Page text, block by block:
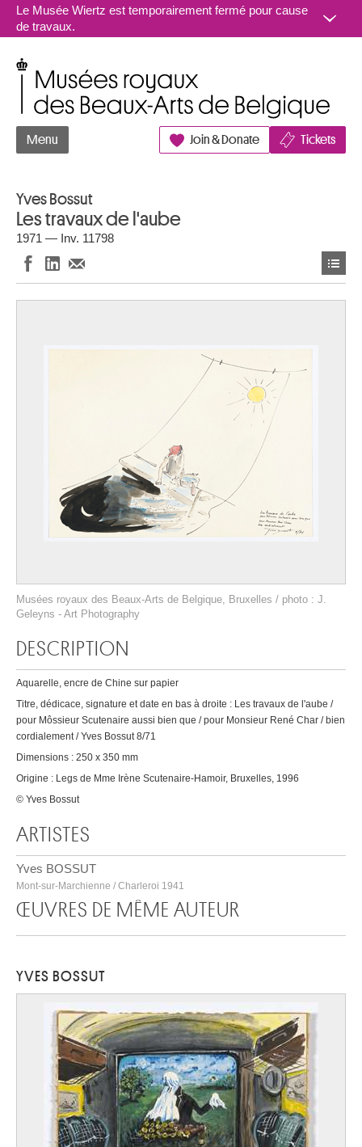
Aller au contenu
Le Musée Wiertz est temporairement fermé pour cause
de travaux.
Menu Join & Donate Tickets
Yves Bossut
Les travaux de l'aube
1971 — Inv. 11798
Musées royaux des Beaux-Arts de Belgique, Bruxelles / photo : J.
Geleyns - Art Photography
DESCRIPTION
Aquarelle, encre de Chine sur papier
Titre, dédicace, signature et date en bas à droite : Les travaux de l'aube /
pour Môssieur Scutenaire aussi bien que / pour Monsieur René Char / bien
cordialement / Yves Bossut 8/71
Dimensions : 250 x 350 mm
Origine : Legs de Mme Irène Scutenaire-Hamoir, Bruxelles, 1996
© Yves Bossut
ARTISTES
Yves BOSSUT
Mont-sur-Marchienne / Charleroi 1941
ŒUVRES DE MÊME AUTEUR
YVES BOSSUT